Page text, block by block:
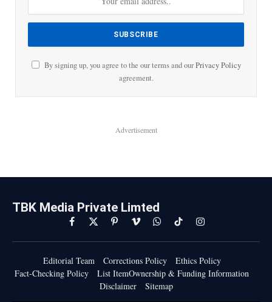
By signing up, you agree to the our terms and ourPrivacy Policy
agreement.
Advertisement
TBK Media Private Limted
Facebook
X
(Twitter)
PinterestVimeoWhatsAppTikTokInstagram
Editorial Team Corrections Policy
Ethics Policy
Fact-Checking Policy
List ItemOwnership & Funding Information
Disclaimer
Sitemap